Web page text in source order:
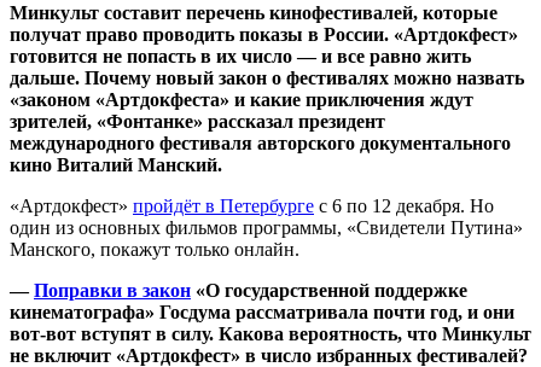
Минкульт составит перечень кинофестивалей, которые
получат право проводить показы в России. «Артдокфест»
готовится не попасть в их число — и все равно жить
дальше. Почему новый закон о фестивалях можно назвать
«законом «Артдокфеста» и какие приключения ждут
зрителей, «Фонтанке» рассказал президент
международного фестиваля авторского документального
кино Виталий Манский.
«Артдокфест» пройдёт в Петербурге с 6 по 12 декабря. Но
один из основных фильмов программы, «Свидетели Путина»
Манского, покажут только онлайн.
—Поправки в закон «О государственной поддержке
кинематографа» Госдума рассматривала почти год, и они
вот-вот вступят в силу. Какова вероятность, что Минкульт
не включит «Артдокфест» в число избранных фестивалей?